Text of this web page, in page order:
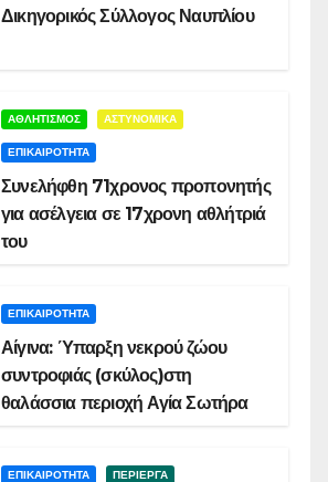
Δικηγορικός Σύλλογος Ναυπλίου
ΑΘΛΗΤΙΣΜΟΣ ΑΣΤΥΝΟΜΙΚΑ
ΕΠΙΚΑΙΡΟΤΗΤΑ
Συνελήφθη 71χρονος προπονητής
για ασέλγεια σε 17χρονη αθλήτριά
του
ΕΠΙΚΑΙΡΟΤΗΤΑ
Αίγινα: Ύπαρξη νεκρού ζώου
συντροφιάς (σκύλος)στη
θαλάσσια περιοχή Αγία Σωτήρα
ΕΠΙΚΑΙΡΟΤΗΤΑ ΠΕΡΙΕΡΓΑ